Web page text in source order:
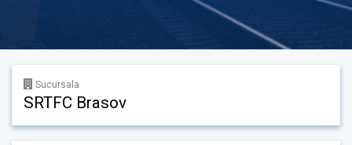
Sucursala
SRTFC Brasov